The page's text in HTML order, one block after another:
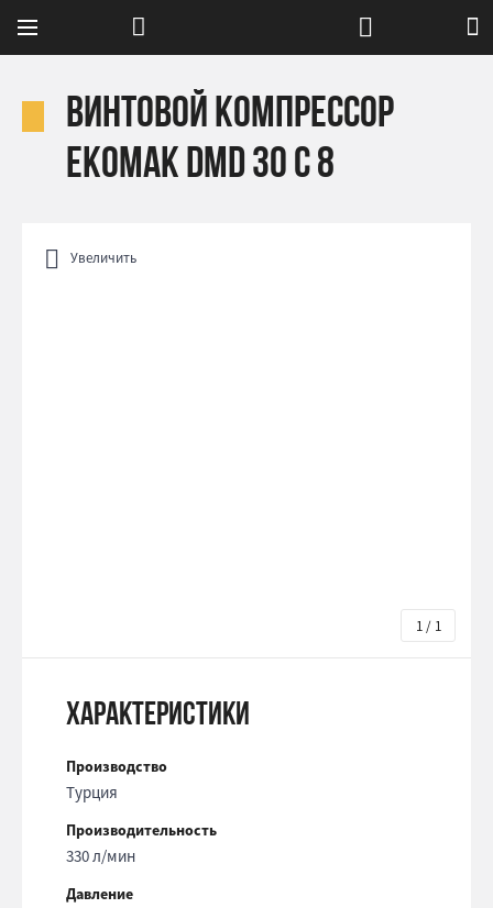
Винтовой компрессор
Ekomak DMD 30 C 8
Увеличить
1 / 1
Характеристики
Производство
Турция
Производительность
330 л/мин
Давление